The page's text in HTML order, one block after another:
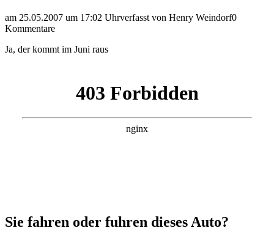
am 25.05.2007 um 17:02 Uhrverfasst von Henry Weindorf0
Kommentare
Ja, der kommt im Juni raus
Sie fahren oder fuhren dieses Auto?